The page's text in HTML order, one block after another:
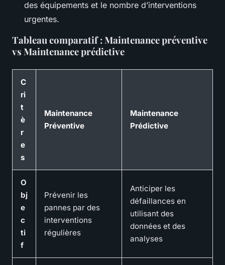
des équipements et le nombre d’interventions
urgentes.
Tableau comparatif : Maintenance préventive
vs Maintenance prédictive
C
ri
t
è
r
e
s
Maintenance
Préventive
Maintenance
Prédictive
O
bj
e
c
ti
f
Prévenir les
pannes par des
interventions
régulières
Anticiper les
défaillances en
utilisant des
données et des
analyses